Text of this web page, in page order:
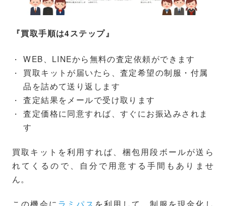
『買取手順は4ステップ』
WEB、LINEから無料の査定依頼ができます
買取キットが届いたら、査定希望の制服・付属
品を詰めて送り返します
査定結果をメールで受け取ります
査定価格に同意すれば、すぐにお振込みされま
す
買取キットを利用すれば、梱包用段ボールが送ら
れてくるので、自分で用意する手間もありませ
ん。
この機会にラミパス を利用して、制服を現金化し